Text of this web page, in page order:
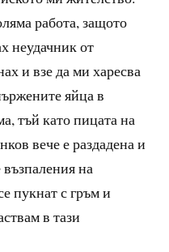
работа, защото
неудачник от
и взе да ми харесва
яйца в
тъй като пицата на
вече е раздадена и
на
пукнат с гръм и
в тази